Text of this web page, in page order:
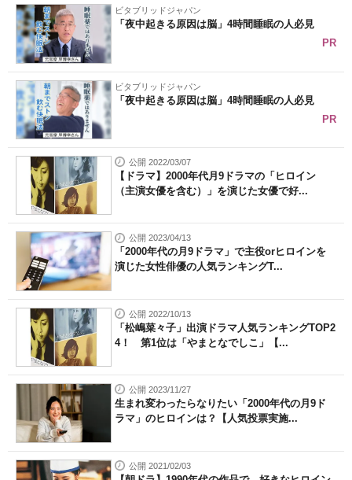
ビタブリッドジャパン
「夜中起きる原因は脳」4時間睡眠の人必見
PR
ビタブリッドジャパン
「夜中起きる原因は脳」4時間睡眠の人必見
PR
公開 2022/03/07
【ドラマ】2000年代月9ドラマの「ヒロイン
（主演女優を含む）」を演じた女優で好...
公開 2023/04/13
「2000年代の月9ドラマ」で主役orヒロインを
演じた女性俳優の人気ランキングT...
公開 2022/10/13
「松嶋菜々子」出演ドラマ人気ランキングTOP2
4！ 第1位は「やまとなでしこ」【...
公開 2023/11/27
生まれ変わったらなりたい「2000年代の月9ド
ラマ」のヒロインは？【人気投票実施...
公開 2021/02/03